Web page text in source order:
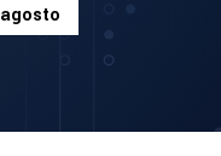
agosto